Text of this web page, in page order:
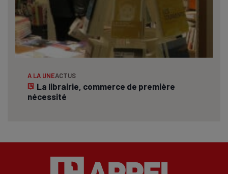
A LA UNEACTUS
La librairie, commerce de première
nécessité